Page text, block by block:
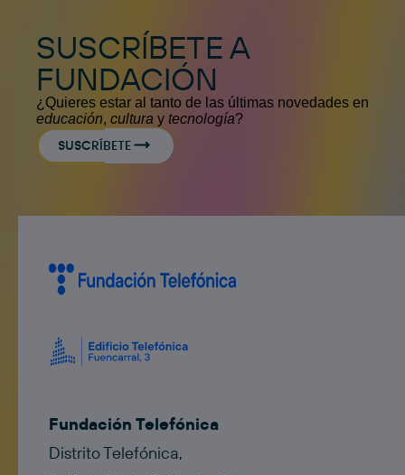
SUSCRÍBETE A
FUNDACIÓN
¿Quieres estar al tanto de las últimas novedades en
educación, cultura y tecnología?
SUSCRÍBETE
Fundación Telefónica
Distrito Telefónica,